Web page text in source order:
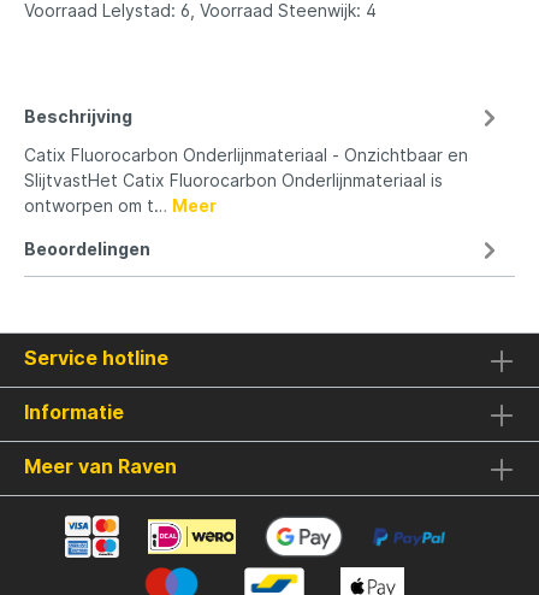
Voorraad Lelystad: 6, Voorraad Steenwijk: 4
Beschrijving
Catix Fluorocarbon Onderlijnmateriaal - Onzichtbaar en
SlijtvastHet Catix Fluorocarbon Onderlijnmateriaal is
ontworpen om t… Meer
Beoordelingen
Service hotline
Informatie
Meer van Raven